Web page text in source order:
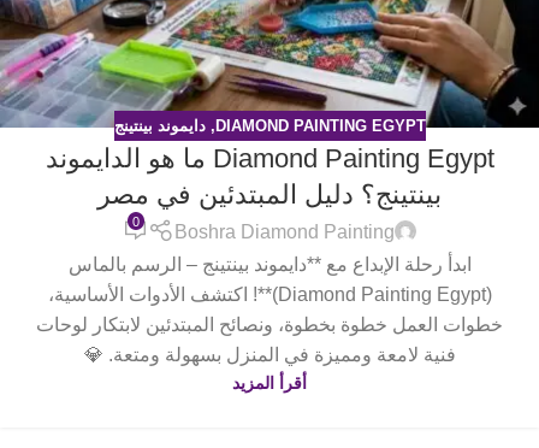
DIAMOND PAINTING EGYPT
,دايموند بينتينج
Diamond Painting Egypt ما هو الدايموند
بينتينج؟ دليل المبتدئين في مصر
Boshra Diamond Painting
0
ابدأ رحلة الإبداع مع **دايموند بينتينج – الرسم بالماس
(Diamond Painting Egypt)**! اكتشف الأدوات الأساسية،
خطوات العمل خطوة بخطوة، ونصائح المبتدئين لابتكار لوحات
فنية لامعة ومميزة في المنزل بسهولة ومتعة. 💎
أقرأ المزيد